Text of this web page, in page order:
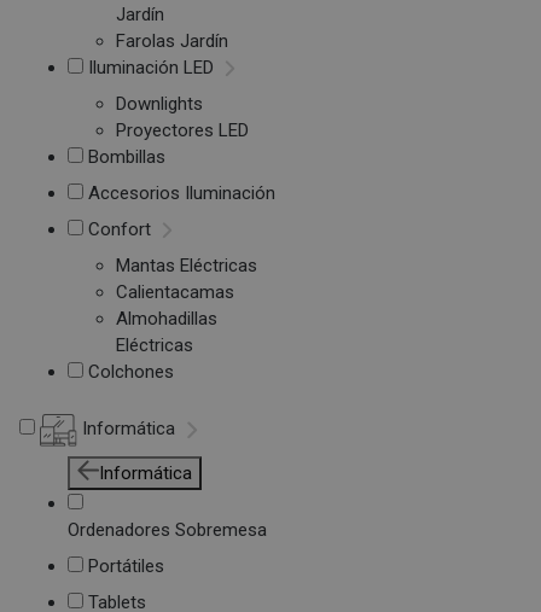
Jardín
Farolas Jardín
Iluminación LED
Downlights
Proyectores LED
Bombillas
Accesorios Iluminación
Confort
Mantas Eléctricas
Calientacamas
Almohadillas
Eléctricas
Colchones
Informática
Informática
Ordenadores Sobremesa
Portátiles
Tablets